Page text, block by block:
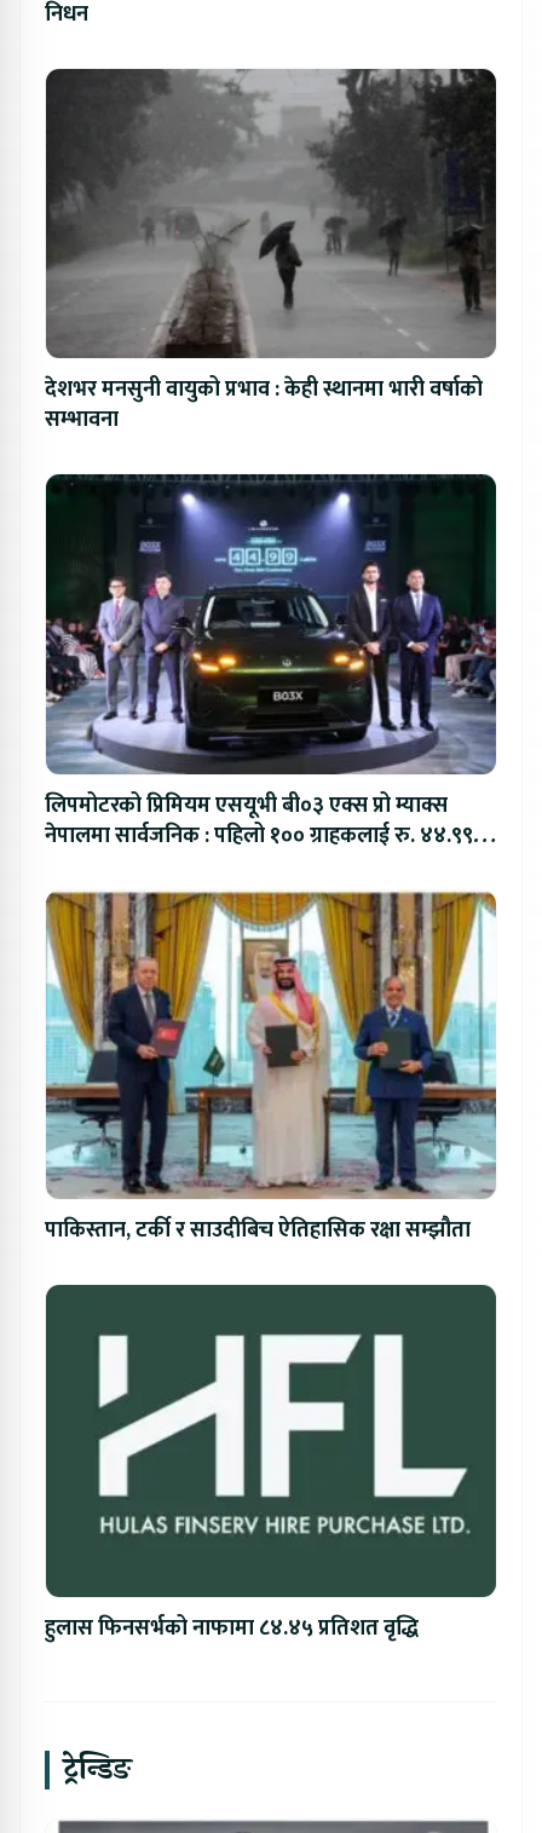
निधन
देशभर मनसुनी वायुको प्रभाव : केही स्थानमा भारी वर्षाको
सम्भावना
लिपमोटरको प्रिमियम एसयूभी बी०३ एक्स प्रो म्याक्स
नेपालमा सार्वजनिक : पहिलो १०० ग्राहकलाई रु. ४४.९९
पाकिस्तान, टर्की र साउदीबिच ऐतिहासिक रक्षा सम्झौता
हुलास फिनसर्भको नाफामा ८४.४५ प्रतिशत वृद्धि
ट्रेन्डिङ